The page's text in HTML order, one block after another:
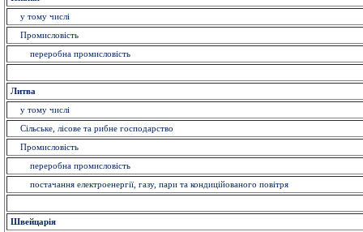
у тому числі
Промисловість
переробна промисловість
Литва
у тому числі
Сільське, лісове та рибне господарство
Промисловість
переробна промисловість
постачання електроенергії, газу, пари та кондиційованого повітря
Швейцарія